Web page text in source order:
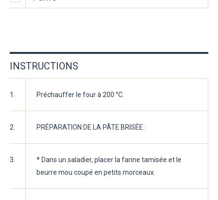
INSTRUCTIONS
1. Préchauffer le four à 200 °C.
2. PRÉPARATION DE LA PÂTE BRISÉE :
3.
* Dans un saladier, placer la farine tamisée et le
beurre mou coupé en petits morceaux.